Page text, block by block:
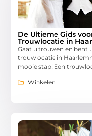
De Ultieme Gids
Trouwlocatie in
Gaat u trouwen en bent
trouwlocatie in
mooie stap! Een
Winkelen